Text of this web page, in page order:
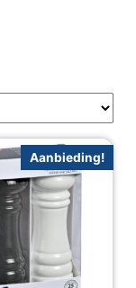
Aanbieding!